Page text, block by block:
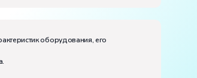
оборудования, его